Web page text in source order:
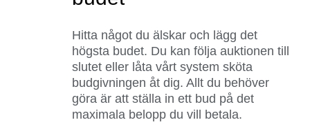
Hitta något du älskar och lägg det
högsta budet. Du kan följa auktionen till
slutet eller låta vårt system sköta
budgivningen åt dig. Allt du behöver
göra är att ställa in ett bud på det
maximala belopp du vill betala.